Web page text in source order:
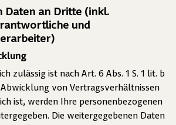
Daten an Dritte (inkl.
und
zulässig ist nach Art. 6 Abs. 1 S. 1 lit. b
Abwicklung von Vertragsverhältnissen
ist, werden Ihre personenbezogenen
Die weitergegebenen Daten